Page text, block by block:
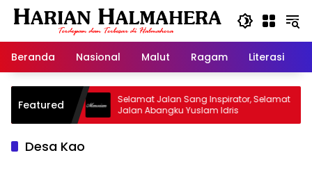
Langsung
Beranda
Nasional Malut Ragam Literasi
Featured
Warisan
Selamat Jalan Sang Inspirator, Selamat
Jalan Abangku Yuslam Idris
Desa Kao